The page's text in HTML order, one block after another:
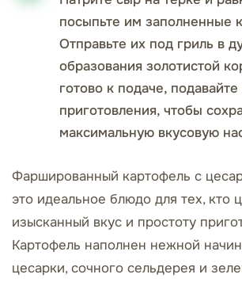
посыпьте им заполненные
Отправьте их под гриль в
образования золотистой
готово к подаче,
приготовления, чтобы
максимальную вкусовую
Фаршированный картофель с
это идеальное блюдо для тех, кто
изысканный вкус и простоту
Картофель наполнен нежной
цесарки, сочного сельдерея и